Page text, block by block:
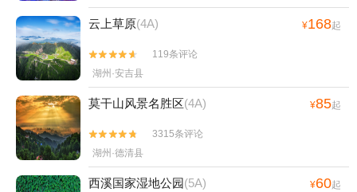
云上草原(4A) ¥168起


119条评论
湖州·安吉县
莫干山风景名胜区(4A) ¥85起


3315条评论
湖州·德清县
西溪国家湿地公园(5A) ¥60起